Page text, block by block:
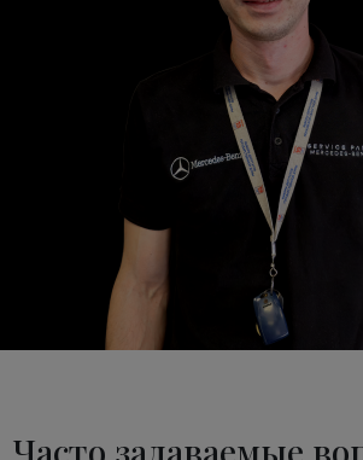
Часто задаваемые